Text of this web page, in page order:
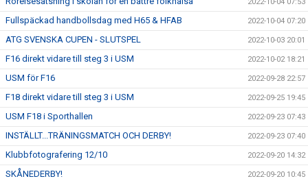
Fullspäckad handbollsdag med H65 & HFAB 2022-10-04 07:20
ATG SVENSKA CUPEN - SLUTSPEL 2022-10-03 20:01
F16 direkt vidare till steg 3 i USM 2022-10-02 18:21
USM för F16 2022-09-28 22:57
F18 direkt vidare till steg 3 i USM 2022-09-25 19:45
USM F18 i Sporthallen 2022-09-23 07:43
INSTÄLLT...TRÄNINGSMATCH OCH DERBY! 2022-09-23 07:40
Klubbfotografering 12/10 2022-09-20 14:32
SKÅNEDERBY! 2022-09-20 10:45